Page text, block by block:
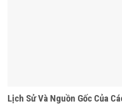
Lịch Sử Và Nguồn Gốc Của